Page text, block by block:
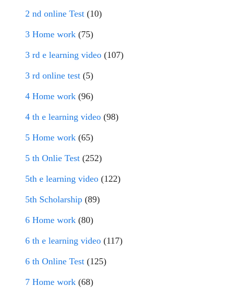
2 nd online Test (10)
3 Home work (75)
3 rd e learning video (107)
3 rd online test (5)
4 Home work (96)
4 th e learning video (98)
5 Home work (65)
5 th Onlie Test (252)
5th e learning video (122)
5th Scholarship (89)
6 Home work (80)
6 th e learning video (117)
6 th Online Test (125)
7 Home work (68)